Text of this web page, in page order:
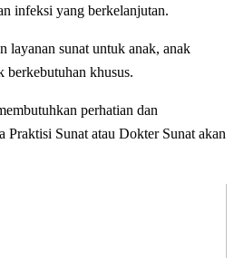
infeksi yang berkelanjutan.
layanan sunat untuk anak, anak
berkebutuhan khusus.
perhatian dan
Praktisi Sunat atau Dokter Sunat akan